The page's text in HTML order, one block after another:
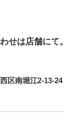
せは店舗にて。
区南堀江2-13-24